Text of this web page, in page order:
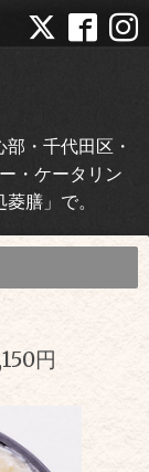
・千代田区・
・ケータリン
膳」で。
円